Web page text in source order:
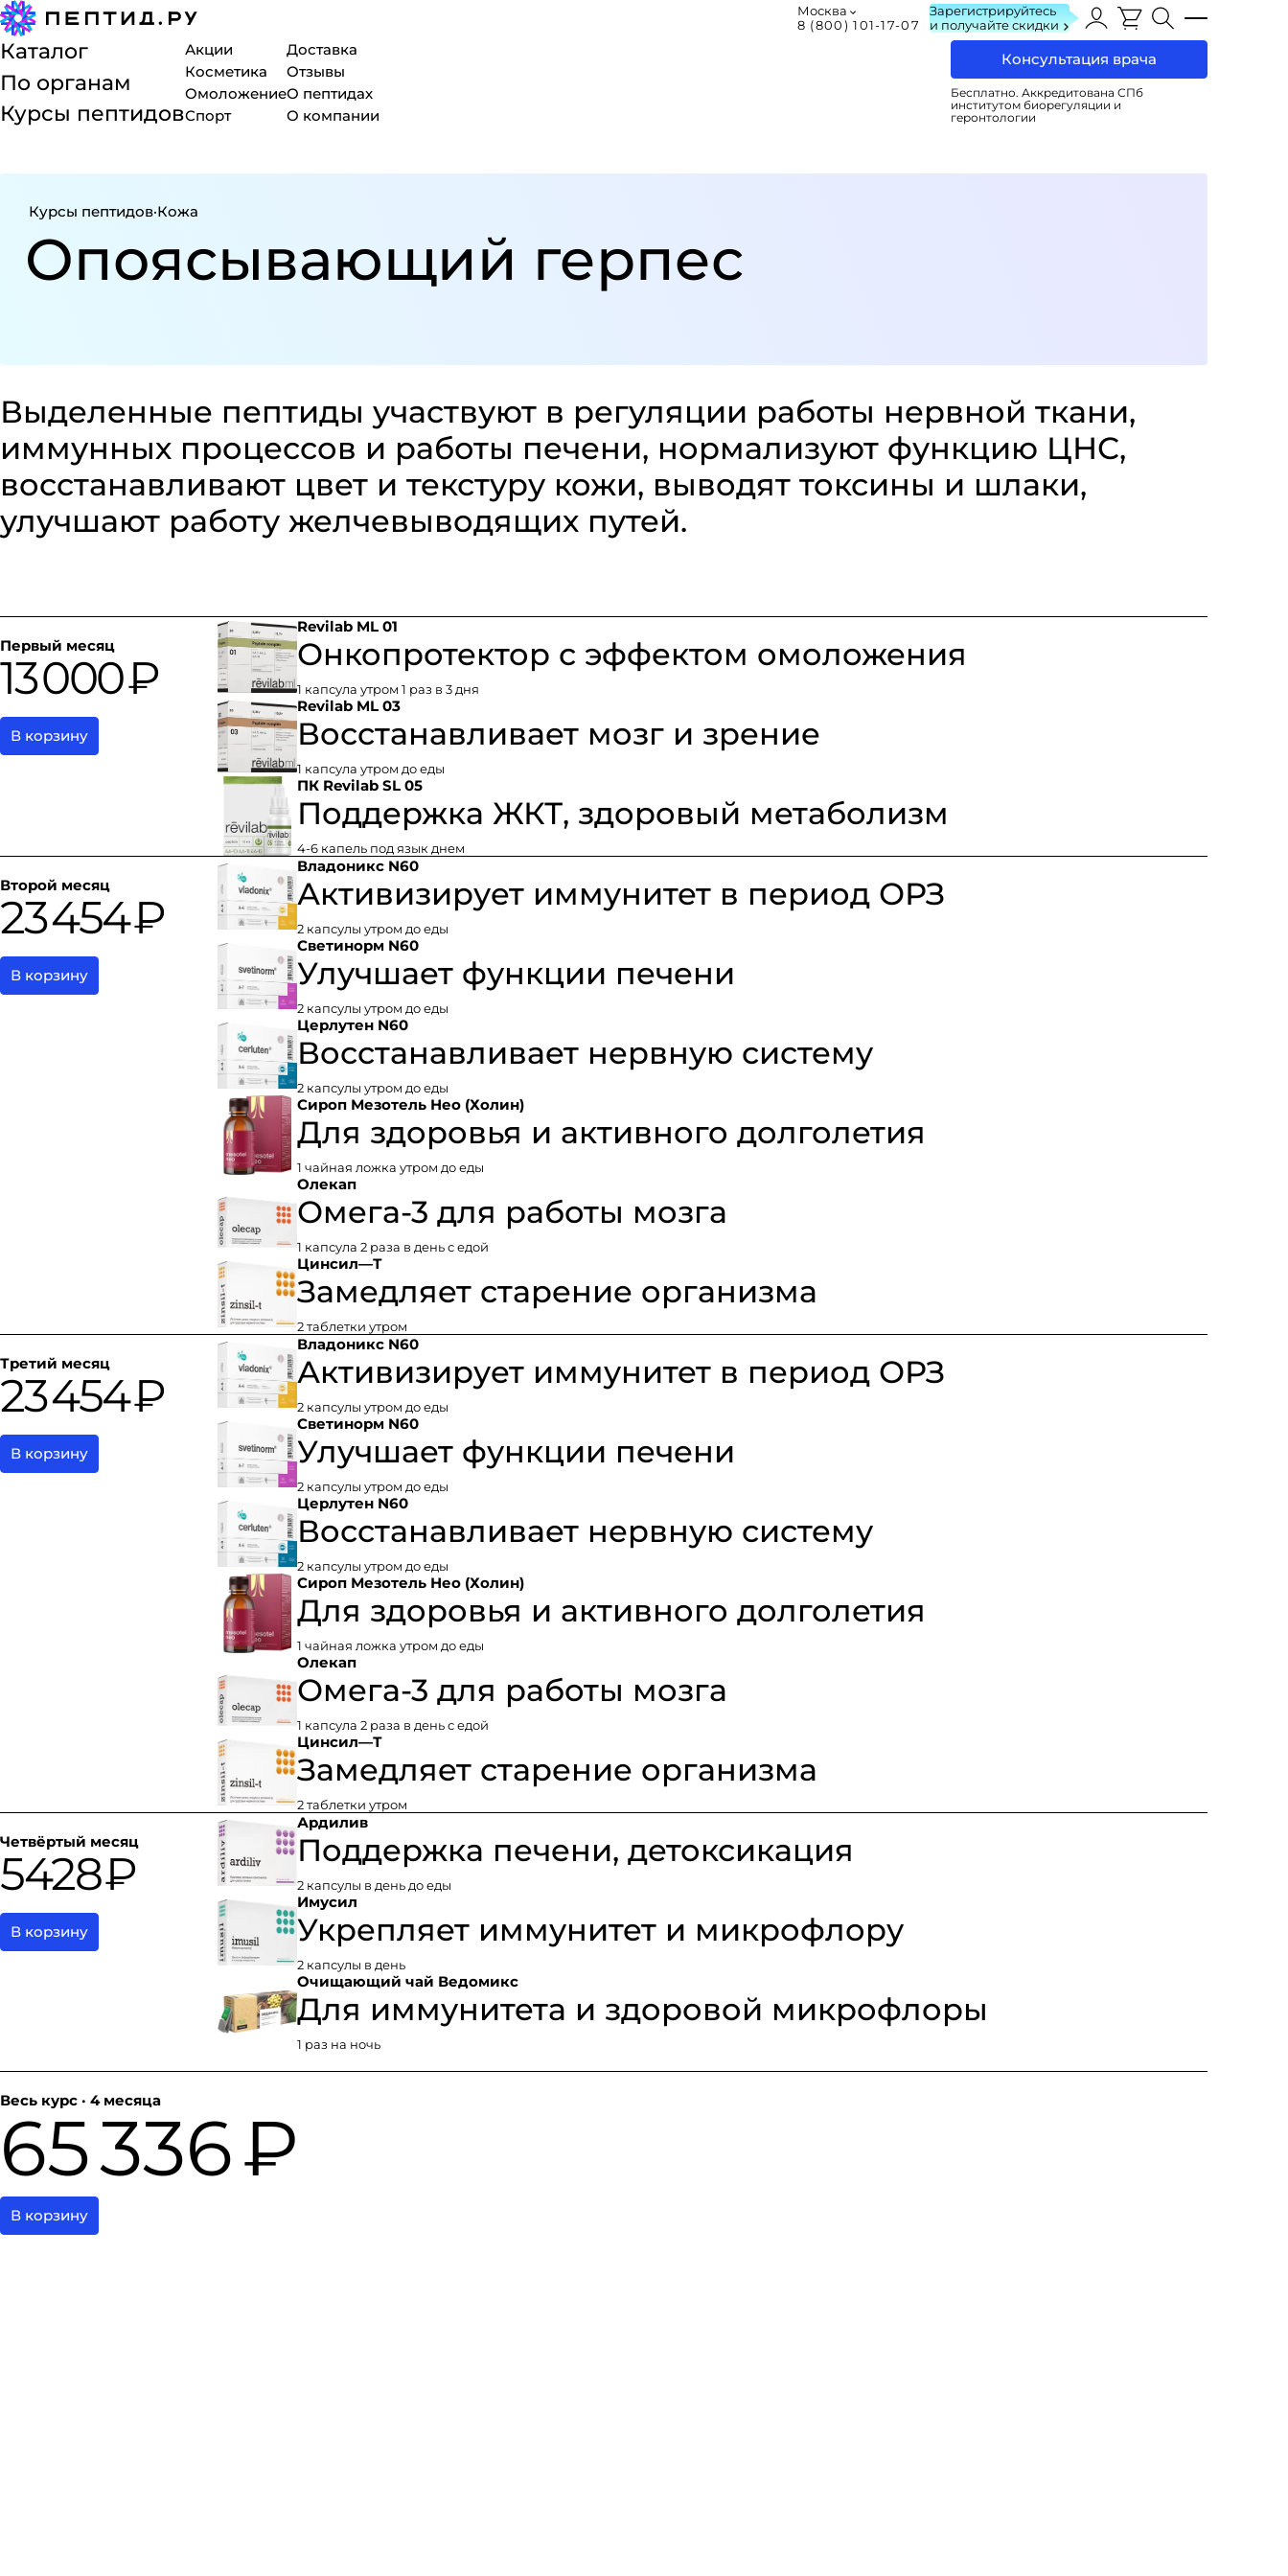
Москва
8 (800) 101-17-07
Зарегистрируйтесь
и получайте скидки
Каталог
По органам
Курсы пептидов
Акции
Косметика
Омоложение
Спорт
Доставка
Отзывы
О пептидах
О компании
Консультация врача
Бесплатно. Аккредитована СПб
институтом биорегуляции и
геронтологии
Курсы пептидов·Кожа
Опо­я­сы­ва­ю­щий герпес
Выделенные пептиды участвуют в регуляции работы нервной ткани,
иммунных процессов и работы печени, нормализуют функцию ЦНС,
восстанавливают цвет и текстуру кожи, выводят токсины и шлаки,
улучшают работу желчевыводящих путей.
Первый месяц
13 000 ₽
В корзину
Revilab ML 01
Онкопротектор с эффектом омоложения
1 капсула утром 1 раз в 3 дня
Revilab ML 03
Восстанавливает мозг и зрение
1 капсула утром до еды
ПК Revilab SL 05
Поддержка ЖКТ, здоровый метаболизм
4-6 капель под язык днем
Второй месяц
23 454 ₽
В корзину
Владоникс N60
Активизирует иммунитет в период ОРЗ
2 капсулы утром до еды
Светинорм N60
Улучшает функции печени
2 капсулы утром до еды
Церлутен N60
Восстанавливает нервную систему
2 капсулы утром до еды
Сироп Мезотель Нео (Холин)
Для здоровья и активного долголетия
1 чайная ложка утром до еды
Олекап
Омега-3 для работы мозга
1 капсула 2 раза в день с едой
Цинсил—Т
Замедляет старение организма
2 таблетки утром
Третий месяц
23 454 ₽
В корзину
Владоникс N60
Активизирует иммунитет в период ОРЗ
2 капсулы утром до еды
Светинорм N60
Улучшает функции печени
2 капсулы утром до еды
Церлутен N60
Восстанавливает нервную систему
2 капсулы утром до еды
Сироп Мезотель Нео (Холин)
Для здоровья и активного долголетия
1 чайная ложка утром до еды
Олекап
Омега-3 для работы мозга
1 капсула 2 раза в день с едой
Цинсил—Т
Замедляет старение организма
2 таблетки утром
Четвёртый месяц
5428 ₽
В корзину
Ардилив
Поддержка печени, детоксикация
2 капсулы в день до еды
Имусил
Укрепляет иммунитет и микрофлору
2 капсулы в день
Очищающий чай Ведомикс
Для иммунитета и здоровой микрофлоры
1 раз на ночь
Весь курс · 4 месяца
65 336 ₽
В корзину